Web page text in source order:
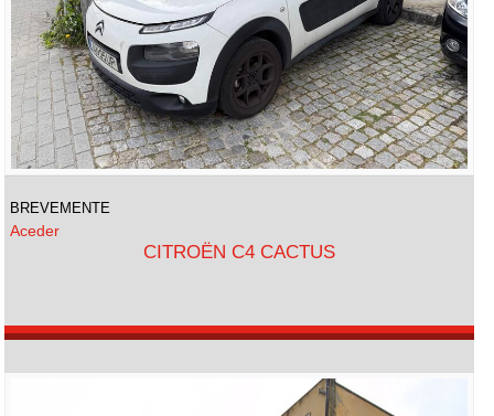
BREVEMENTE
Aceder
CITROËN C4 CACTUS